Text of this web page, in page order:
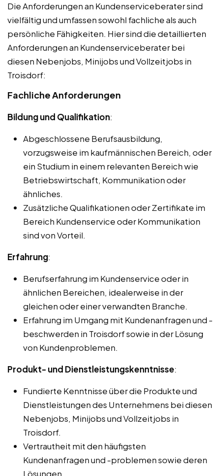
Die Anforderungen an Kundenserviceberater sind
vielfältig und umfassen sowohl fachliche als auch
persönliche Fähigkeiten. Hier sind die detaillierten
Anforderungen an Kundenserviceberater bei
diesen Nebenjobs, Minijobs und Vollzeitjobs in
Troisdorf:
Fachliche Anforderungen
Bildung und Qualifikation:
Abgeschlossene Berufsausbildung,
vorzugsweise im kaufmännischen Bereich, oder
ein Studium in einem relevanten Bereich wie
Betriebswirtschaft, Kommunikation oder
ähnliches.
Zusätzliche Qualifikationen oder Zertifikate im
Bereich Kundenservice oder Kommunikation
sind von Vorteil.
Erfahrung:
Berufserfahrung im Kundenservice oder in
ähnlichen Bereichen, idealerweise in der
gleichen oder einer verwandten Branche.
Erfahrung im Umgang mit Kundenanfragen und -
beschwerden in Troisdorf sowie in der Lösung
von Kundenproblemen.
Produkt- und Dienstleistungskenntnisse:
Fundierte Kenntnisse über die Produkte und
Dienstleistungen des Unternehmens bei diesen
Nebenjobs, Minijobs und Vollzeitjobs in
Troisdorf.
Vertrautheit mit den häufigsten
Kundenanfragen und -problemen sowie deren
Lösungen.